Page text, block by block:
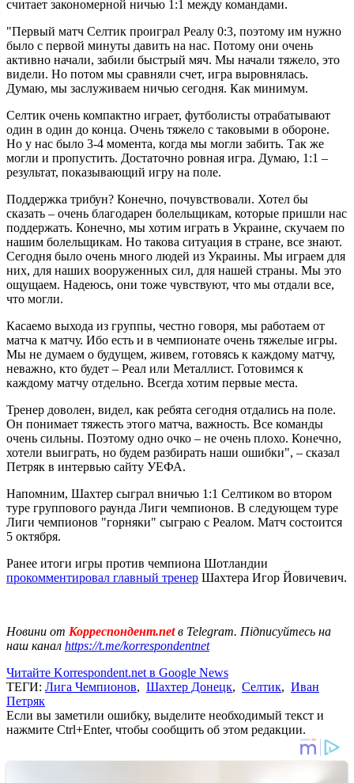
считает закономерной ничью 1:1 между командами.
"Первый матч Селтик проиграл Реалу 0:3, поэтому им нужно
было с первой минуты давить на нас. Потому они очень
активно начали, забили быстрый мяч. Мы начали тяжело, это
видели. Но потом мы сравняли счет, игра выровнялась.
Думаю, мы заслуживаем ничью сегодня. Как минимум.
Селтик очень компактно играет, футболисты отрабатывают
один в один до конца. Очень тяжело с таковыми в обороне.
Но у нас было 3-4 момента, когда мы могли забить. Так же
могли и пропустить. Достаточно ровная игра. Думаю, 1:1 –
результат, показывающий игру на поле.
Поддержка трибун? Конечно, почувствовали. Хотел бы
сказать – очень благодарен болельщикам, которые пришли нас
поддержать. Конечно, мы хотим играть в Украине, скучаем по
нашим болельщикам. Но такова ситуация в стране, все знают.
Сегодня было очень много людей из Украины. Мы играем для
них, для наших вооруженных сил, для нашей страны. Мы это
ощущаем. Надеюсь, они тоже чувствуют, что мы отдали все,
что могли.
Касаемо выхода из группы, честно говоря, мы работаем от
матча к матчу. Ибо есть и в чемпионате очень тяжелые игры.
Мы не думаем о будущем, живем, готовясь к каждому матчу,
неважно, кто будет – Реал или Металлист. Готовимся к
каждому матчу отдельно. Всегда хотим первые места.
Тренер доволен, видел, как ребята сегодня отдались на поле.
Он понимает тяжесть этого матча, важность. Все команды
очень сильны. Поэтому одно очко – не очень плохо. Конечно,
хотели выиграть, но будем разбирать наши ошибки", – сказал
Петряк в интервью сайту УЕФА.
Напомним, Шахтер сыграл вничью 1:1 Селтиком во втором
туре группового раунда Лиги чемпионов. В следующем туре
Лиги чемпионов "горняки" сыграю с Реалом. Матч состоится
5 октября.
Ранее итоги игры против чемпиона Шотландии
прокомментировал главный тренер Шахтера Игор Йовичевич.
Новини от Корреспондент.netв Telegram. Підписуйтесь на
наш канал https://t.me/korrespondentnet
Читайте Korrespondent.net в Google News
ТЕГИ: Лига Чемпионов, Шахтер Донецк, Селтик, Иван
Петряк
Если вы заметили ошибку, выделите необходимый текст и
нажмите Ctrl+Enter, чтобы сообщить об этом редакции.